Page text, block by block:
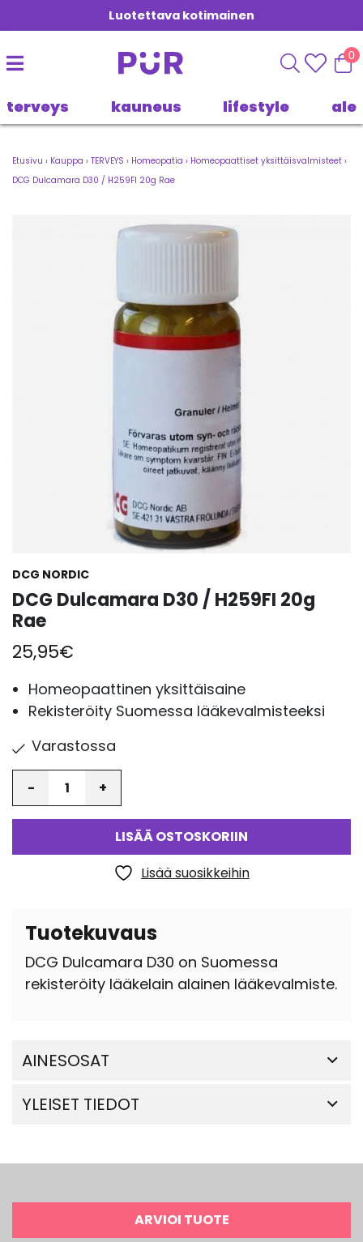
Luotettava kotimainen
0
terveys kauneus lifestyle ale
Etusivu › Kauppa › TERVEYS › Homeopatia › Homeopaattiset yksittäisvalmisteet ›
DCG Dulcamara D30 / H259FI 20g Rae
DCG NORDIC
DCG Dulcamara D30 / H259FI 20g
Rae
25,95€
Homeopaattinen yksittäisaine
Rekisteröity Suomessa lääkevalmisteeksi
Varastossa
LISÄÄ OSTOSKORIIN
Lisää suosikkeihin
Tuotekuvaus
DCG Dulcamara D30 on Suomessa
rekisteröity lääkelain alainen lääkevalmiste.
AINESOSAT
YLEISET TIEDOT
ARVIOI TUOTE